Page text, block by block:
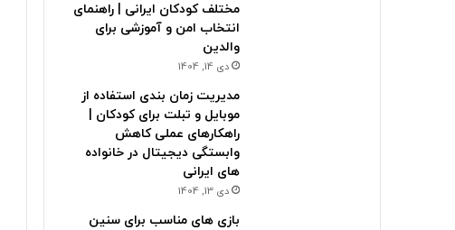
مختلف کودکان ایرانی | راهنمای
انتخاب امن و آموزشی برای
والدین
دی 14, 1404
مدیریت زمان بندی استفاده از
موبایل و تبلت برای کودکان |
راهکارهای عملی کاهش
وابستگی دیجیتال در خانواده
های ایرانی
دی 13, 1404
بازی های مناسب برای سنین